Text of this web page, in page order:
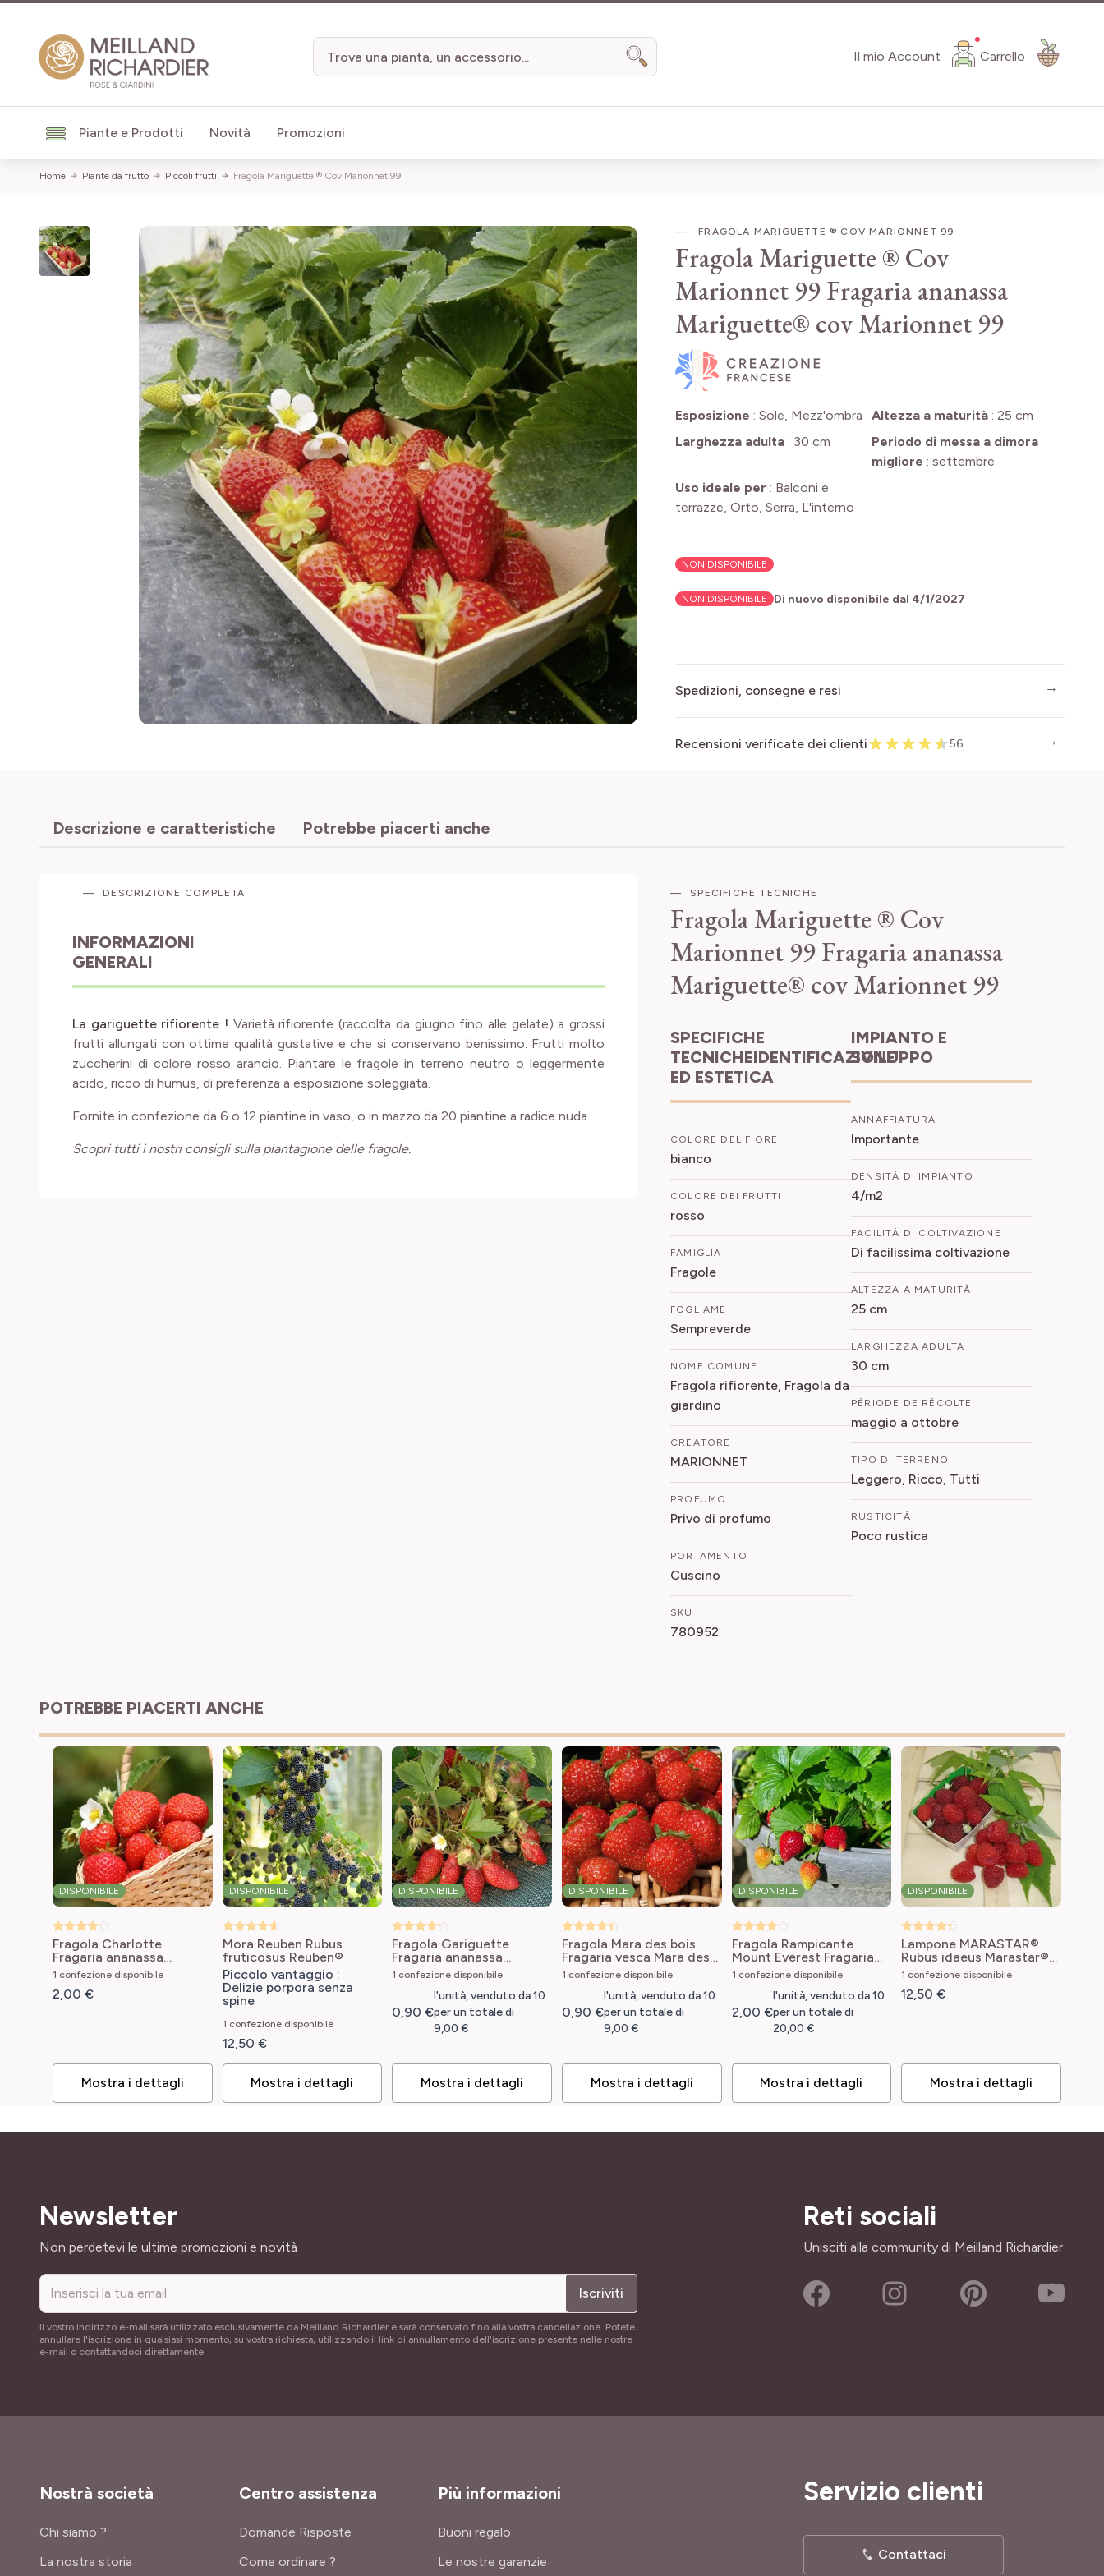
Il mio Account Carrello
Piante e Prodotti Novità Promozioni
Search
Home Piante da frutto Piccoli frutti Fragola Mariguette ® Cov Marionnet 99
FRAGOLA MARIGUETTE ® COV MARIONNET 99
Fragola Mariguette ® Cov
Marionnet 99Fragaria ananassa
Mariguette® cov Marionnet 99
Esposizione : Sole, Mezz'ombra Altezza a maturità: 25 cm
Larghezza adulta: 30 cm
Periodo di messa a dimora
migliore : settembre
Uso ideale per : Balconi e
terrazze, Orto, Serra, L'interno
NON DISPONIBILE
NON DISPONIBILE Di nuovo disponibile dal 4/1/2027
Spedizioni, consegne e resi
Recensioni verificate dei clienti 56
Descrizione e caratteristiche Potrebbe piacerti anche
DESCRIZIONE COMPLETA
INFORMAZIONI
GENERALI
La gariguette rifiorente ! Varietà rifiorente (raccolta da giugno fino alle gelate) a grossi
frutti allungati con ottime qualità gustative e che si conservano benissimo. Frutti molto
zuccherini di colore rosso arancio. Piantare le fragole in terreno neutro o leggermente
acido, ricco di humus, di preferenza a esposizione soleggiata.
Fornite in confezione da 6 o 12 piantine in vaso, o in mazzo da 20 piantine a radice nuda.
Scopri tutti i nostri consigli sulla piantagione delle fragole.
SPECIFICHE TECNICHE
Fragola Mariguette ® Cov
Marionnet 99Fragaria ananassa
Mariguette® cov Marionnet 99
SPECIFICHE
TECNICHEIDENTIFICAZIONE
ED ESTETICA
COLORE DEL FIORE
bianco
COLORE DEI FRUTTI
rosso
FAMIGLIA
Fragole
FOGLIAME
Sempreverde
NOME COMUNE
Fragola rifiorente, Fragola da
giardino
CREATORE
MARIONNET
PROFUMO
Privo di profumo
PORTAMENTO
Cuscino
SKU
780952
IMPIANTO E
SVILUPPO
ANNAFFIATURA
Importante
DENSITÀ DI IMPIANTO
4/m2
FACILITÀ DI COLTIVAZIONE
Di facilissima coltivazione
ALTEZZA A MATURITÀ
25 cm
LARGHEZZA ADULTA
30 cm
PÉRIODE DE RÉCOLTE
maggio a ottobre
TIPO DI TERRENO
Leggero, Ricco, Tutti
RUSTICITÀ
Poco rustica
POTREBBE PIACERTI ANCHE
DISPONIBILE
Fragola Charlotte
Fragaria ananassa
Charlotte
1 confezione disponibile
2,00 €
Mostra i dettagli
DISPONIBILE
Mora Reuben Rubus
fruticosus Reuben®
Piccolo vantaggio :
Delizie porpora senza
spine
1 confezione disponibile
12,50 €
Mostra i dettagli
DISPONIBILE
Fragola Gariguette
Fragaria ananassa
Gariguette
1 confezione disponibile
0,90 €
l'unità, venduto da 10
per un totale di
9,00 €
Mostra i dettagli
DISPONIBILE
Fragola Mara des bois
Fragaria vesca Mara des
Bois
1 confezione disponibile
0,90 €
l'unità, venduto da 10
per un totale di
9,00 €
Mostra i dettagli
DISPONIBILE
Fragola Rampicante
Mount Everest Fragaria
ananassa Mount Everest
1 confezione disponibile
2,00 €
l'unità, venduto da 10
per un totale di
20,00 €
Mostra i dettagli
DISPONIBILE
Lampone MARASTAR®
Rubus idaeus Marastar®
COV MA 29 20
1 confezione disponibile
12,50 €
Mostra i dettagli
Newsletter
Indirizzo email
Non perdetevi le ultime promozioni e novità
Iscriviti
Il vostro indirizzo e-mail sarà utilizzato esclusivamente da Meilland Richardier e sarà conservato fino alla vostra cancellazione. Potete
annullare l'iscrizione in qualsiasi momento, su vostra richiesta, utilizzando il link di annullamento dell'iscrizione presente nelle nostre
e-mail o contattandoci direttamente.
Reti sociali
Unisciti alla community di Meilland Richardier
Nostrà società
Chi siamo ?
La nostra storia
Centro assistenza
Domande Risposte
Come ordinare ?
Più informazioni
Buoni regalo
Le nostre garanzie
Servizio clienti
Contattaci